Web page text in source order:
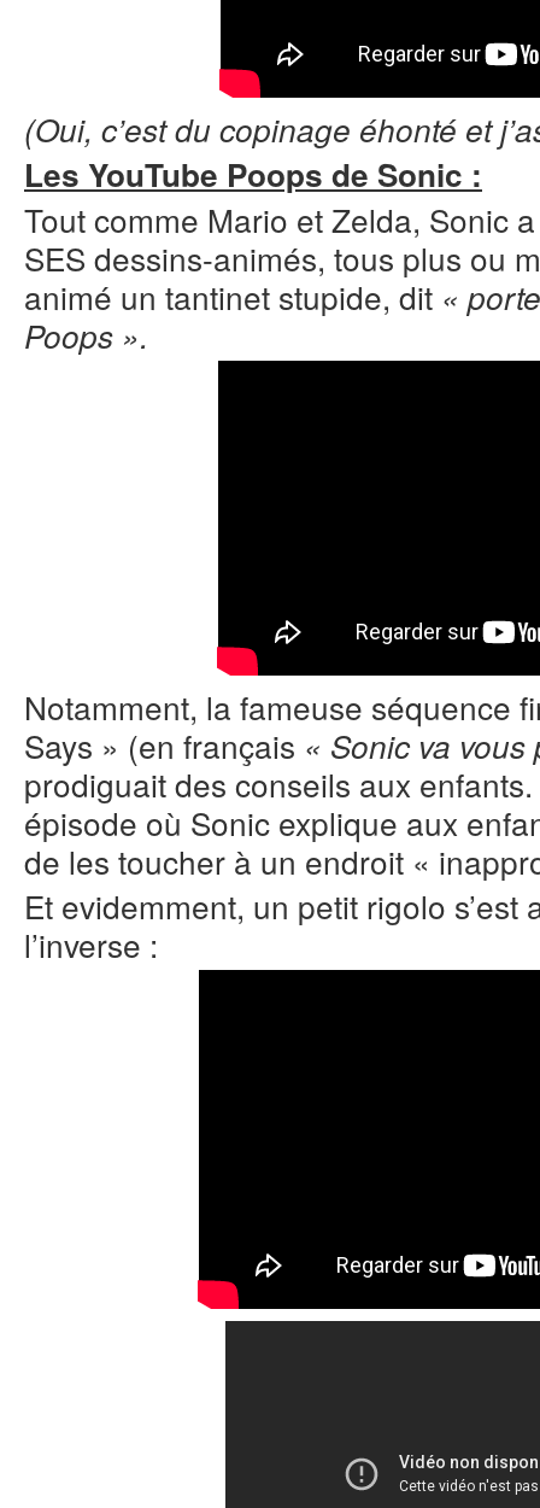
(Oui, c’est du copinage éhonté et
Les YouTube Poops de Sonic :
Tout comme Mario et Zelda,
SES dessins-animés, tous plus ou
animé un tantinet stupide, dit «
Poops ».
Notamment, la fameuse séquence
Says » (en français « Sonic va vous
prodiguait des conseils aux
épisode où Sonic explique aux
de les toucher à un endroit «
Et evidemment, un petit rigolo
l’inverse :